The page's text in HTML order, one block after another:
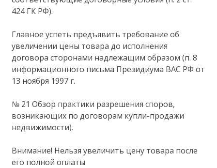
424 ГК РФ).
Главное успеть предъявить требование об
увеличении цены товара до исполнения
договора сторонами надлежащим образом (п. 8
информационного письма Президиума ВАС РФ от
13 ноября 1997 г.
№ 21 Обзор практики разрешения споров,
возникающих по договорам купли-продажи
недвижимости).
Внимание! Нельзя увеличить цену товара после
его полной оплаты